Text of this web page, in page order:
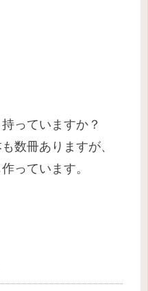
っていますか？
数冊ありますが、
っています。